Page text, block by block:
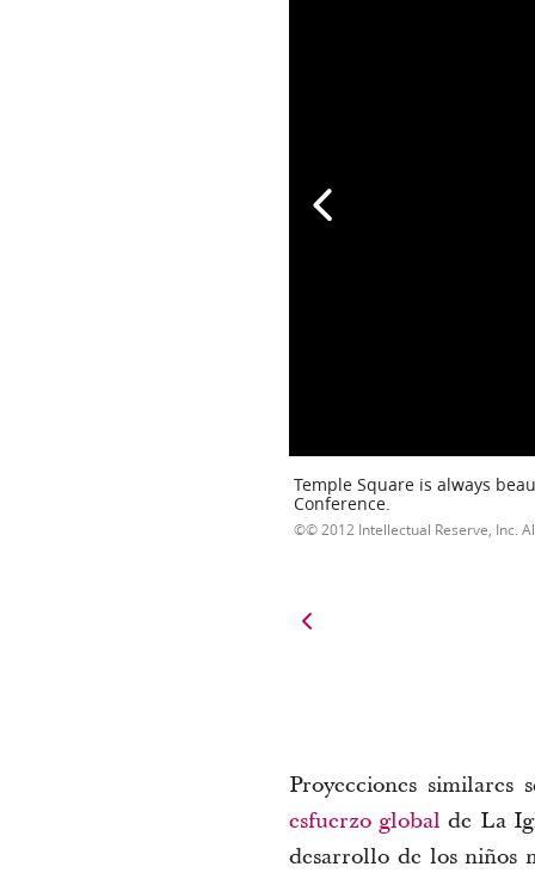
Temple Square is always
Conference.
© 2012 Intellectual Reserve, Inc.
Proyecciones
esfuerzo global de La
desarrollo de los niños